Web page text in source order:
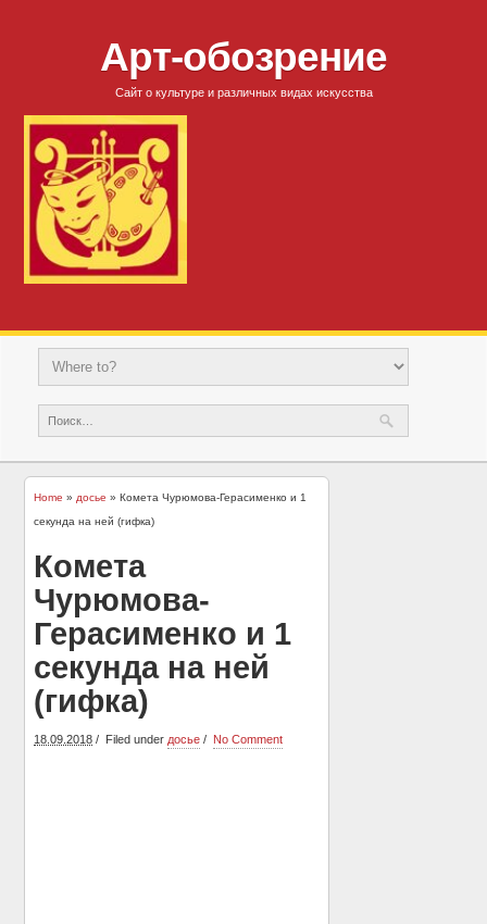
Арт-обозрение
Сайт о культуре и различных видах искусства
Home »досье » Комета Чурюмова-Герасименко и 1
секунда на ней (гифка)
Комета
Чурюмова-
Герасименко и 1
секунда на ней
(гифка)
18.09.2018 Filed under досье No Comment